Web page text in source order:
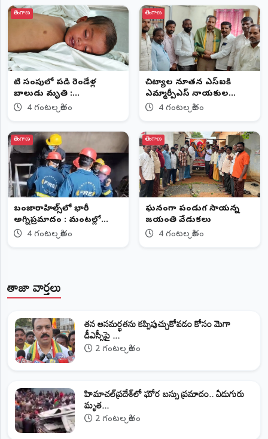
తెలంగాణ
నీటి సంపులో పడి రెండేళ్ల
బాలుడు మృతి :
చెరువుగట్టులో విషాదం
4 గంటల క్రితం
తెలంగాణ
చిట్యాల నూతన ఎస్ఐకి
ఎమ్మార్పీఎస్ నాయకుల
శుభాకాంక్షలు
4 గంటల క్రితం
తెలంగాణ
బంజారాహిల్స్‌లో భారీ
అగ్నిప్రమాదం : మంటల్లో
కాలిపోయిన భారీగా మద్యం
4 గంటల క్రితం
తెలంగాణ
​ఘనంగా పండుగ సాయన్న
జయంతి వేడుకలు
4 గంటల క్రితం
తాజా వార్తలు
తన అసమర్థతను కప్పిపుచ్చుకోవడం కోసం మెగా
డీఎస్సీపై ...
2 గంటల క్రితం
హిమాచల్‌ప్రదేశ్‌లో ఘోర బస్సు ప్రమాదం.. ఏడుగురు
మృత...
2 గంటల క్రితం